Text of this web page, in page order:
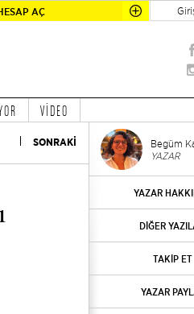
AÇ
VİDEO
SONRAKİ Begüm
YAZAR
YAZAR
DİĞER
TAKİP ET
YAZAR